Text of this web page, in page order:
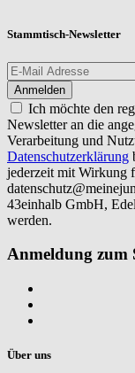
Stammtisch-Newsletter
Ich möchte den
Newsletter an die
Verarbeitung und
Datenschutzerklärung
jederzeit mit Wirkung
43einhalb GmbH,
werden.
Anmeldung zum
Über uns